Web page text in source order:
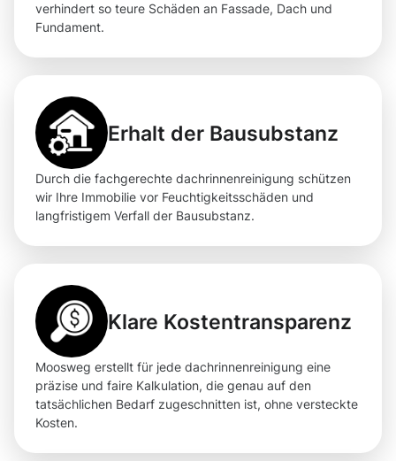
verhindert so teure Schäden an Fassade, Dach und
Fundament.
Erhalt der Bausubstanz
Durch die fachgerechte dachrinnenreinigung schützen
wir Ihre Immobilie vor Feuchtigkeitsschäden und
langfristigem Verfall der Bausubstanz.
Klare Kostentransparenz
Moosweg erstellt für jede dachrinnenreinigung eine
präzise und faire Kalkulation, die genau auf den
tatsächlichen Bedarf zugeschnitten ist, ohne versteckte
Kosten.